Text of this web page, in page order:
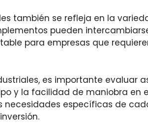
también se refleja en la
pueden
para empresas que
es importante evaluar
y la facilidad de maniobra en
necesidades específicas de